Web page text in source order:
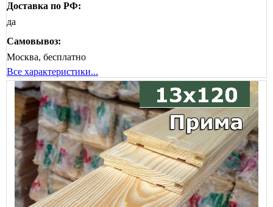
Доставка по РФ:
да
Самовывоз:
Москва, бесплатно
Все характеристики...